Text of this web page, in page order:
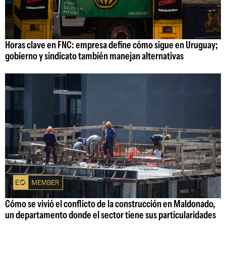
Horas clave en FNC: empresa define cómo sigue en Uruguay;
gobierno y sindicato también manejan alternativas
Cómo se vivió el conflicto de la construcción en Maldonado,
un departamento donde el sector tiene sus particularidades